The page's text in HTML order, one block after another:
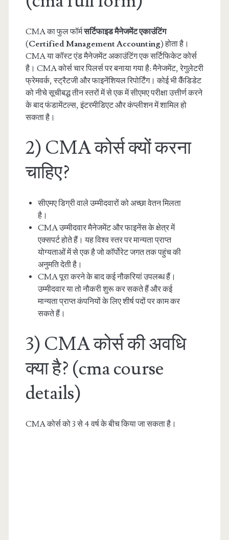
CMA का फुल फॉर्मसर्टिफाइड मैनेजमेंट एकाउंटिंग
(Certified Management Accounting) होता है।
CMA या कॉस्ट एंड मैनेजमेंट अकाउंटिंग एक सर्टिफिकेट कोर्स
है। CMA कोर्स चार पिलर्स पर बनाया गया है: मैनेजमेंट, रेगुलेटरी
फ्रेमवर्क, स्ट्रैटजी और फाइनेंशियल रिपोर्टिंग। कोई भी कैंंडिडेट
को नीचे सूचीबद्ध तीन स्तरों में से एक में सीएमए परीक्षा उत्तीर्ण करने
के बाद फंडामेंटल्स, इंटरमीडिएट और कंप्लीशन में शामिल हो
सकता है।
2) CMA कोर्स क्यों करना
चाहिए?
सीएमए डिग्री वाले उम्मीदवारों को अच्छा वेतन मिलता
है।
CMA उम्मीदवार मैनेजमेंट और फाइनेंस के क्षेत्र में
एक्सपर्ट होते हैं। यह विश्व स्तर पर मान्यता प्राप्त
योग्यताओं में से एक है जो कॉर्पोरेट जगत तक पहुंच की
अनुमति देती है।
CMA पूरा करने के बाद कई नौकरियां उपलब्ध हैं।
उम्मीदवार या तो नौकरी शुरू कर सकते हैं और कई
मान्यता प्राप्त कंपनियों के लिए शीर्ष पदों पर काम कर
सकते हैं।
3) CMA कोर्स की अवधि
क्या है? (cma course
details)
CMA कोर्स को 3 से 4 वर्ष के बीच किया जा सकता है।